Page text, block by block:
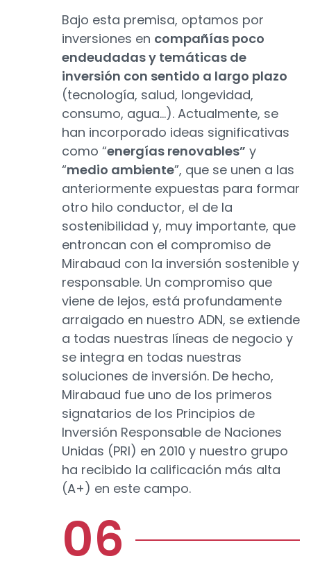
Bajo esta premisa, optamos por
inversiones en compañías poco
endeudadas y temáticas de
inversión con sentido a largo plazo
(tecnología, salud, longevidad,
consumo, agua…). Actualmente, se
han incorporado ideas significativas
como “energías renovables” y
“medio ambiente”, que se unen a las
anteriormente expuestas para formar
otro hilo conductor, el de la
sostenibilidad y, muy importante, que
entroncan con el compromiso de
Mirabaud con la inversión sostenible y
responsable. Un compromiso que
viene de lejos, está profundamente
arraigado en nuestro ADN, se extiende
a todas nuestras líneas de negocio y
se integra en todas nuestras
soluciones de inversión. De hecho,
Mirabaud fue uno de los primeros
signatarios de los Principios de
Inversión Responsable de Naciones
Unidas (PRI) en 2010 y nuestro grupo
ha recibido la calificación más alta
(A+) en este campo.